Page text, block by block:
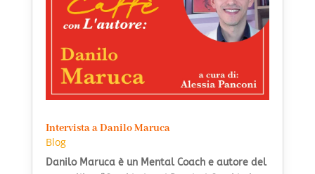
Intervista a Danilo Maruca
Blog
Danilo Maruca è un Mental Coach e autore del